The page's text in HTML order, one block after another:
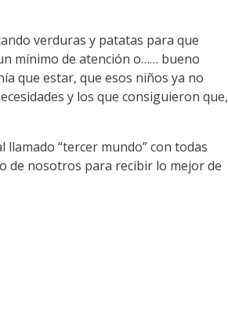
verduras y patatas para que
mínimo de atención o…… bueno
que estar, que esos niños ya no
y los que consiguieron que,
“tercer mundo” con todas
de nosotros para recibir lo mejor de